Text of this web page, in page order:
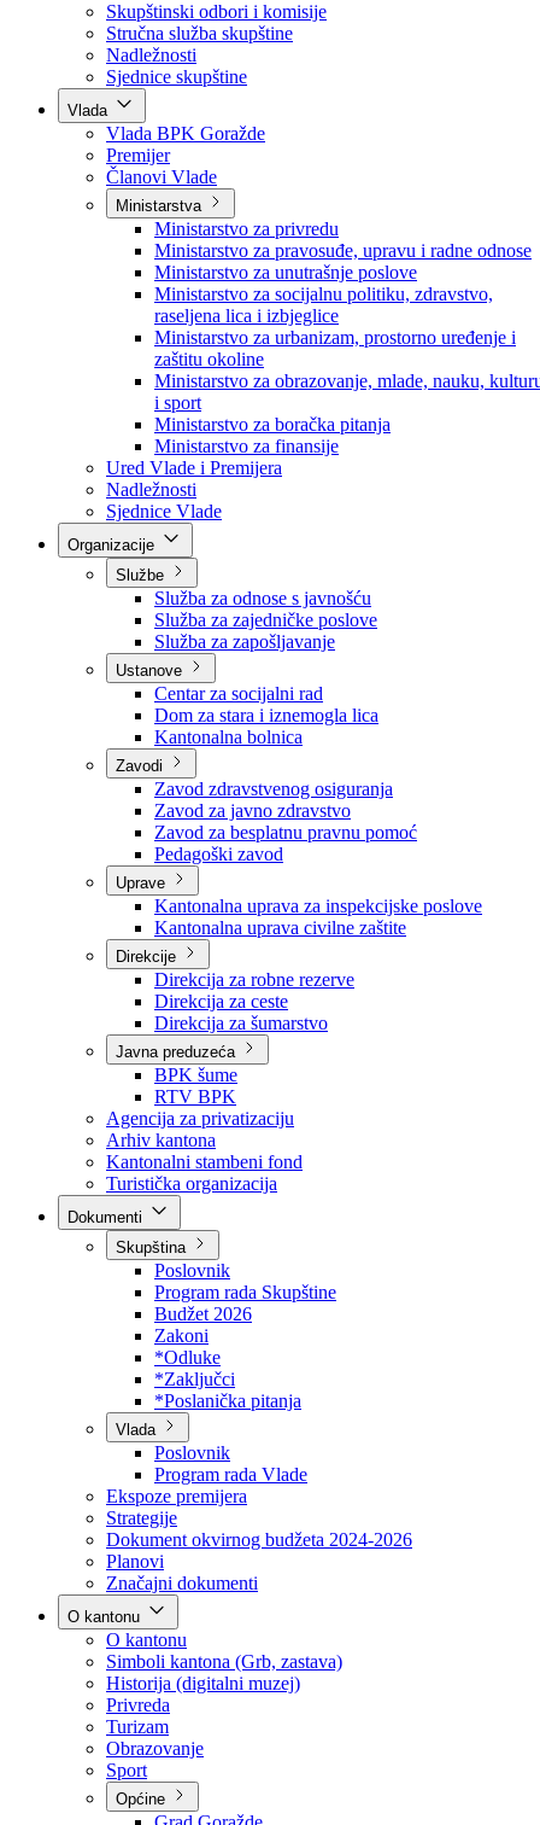
Poslanici po strankama
Poslanici po klubovima naroda
Kolegij skupštine
Skupštinski odbori i komisije
Stručna služba skupštine
Nadležnosti
Sjednice skupštine
Vlada
Vlada BPK Goražde
Premijer
Članovi Vlade
Ministarstva
Ministarstvo za privredu
Ministarstvo za pravosuđe, upravu i radne odnose
Ministarstvo za unutrašnje poslove
Ministarstvo za socijalnu politiku, zdravstvo,
raseljena lica i izbjeglice
Ministarstvo za urbanizam, prostorno uređenje i
zaštitu okoline
Ministarstvo za obrazovanje, mlade, nauku,
i sport
Ministarstvo za boračka pitanja
Ministarstvo za finansije
Ured Vlade i Premijera
Nadležnosti
Sjednice Vlade
Službe
Služba za odnose s javnošću
Služba za zajedničke poslove
Služba za zapošljavanje
Ustanove
Centar za socijalni rad
Dom za stara i iznemogla lica
Kantonalna bolnica
Zavodi
Zavod zdravstvenog osiguranja
Zavod za javno zdravstvo
Zavod za besplatnu pravnu pomoć
Pedagoški zavod
Uprave
Kantonalna uprava za inspekcijske poslove
Kantonalna uprava civilne zaštite
Direkcije
Direkcija za robne rezerve
Direkcija za ceste
Direkcija za šumarstvo
Javna preduzeća
BPK šume
RTV BPK
Agencija za privatizaciju
Arhiv kantona
Kantonalni stambeni fond
Turistička organizacija
Skupština
Poslovnik
Program rada Skupštine
Budžet 2026
Zakoni
*Odluke
*Zaključci
*Poslanička pitanja
Vlada
Poslovnik
Program rada Vlade
Ekspoze premijera
Strategije
Dokument okvirnog budžeta 2024-2026
Planovi
Značajni dokumenti
O kantonu
O kantonu
Simboli kantona (Grb, zastava)
Historija (digitalni muzej)
Privreda
Turizam
Obrazovanje